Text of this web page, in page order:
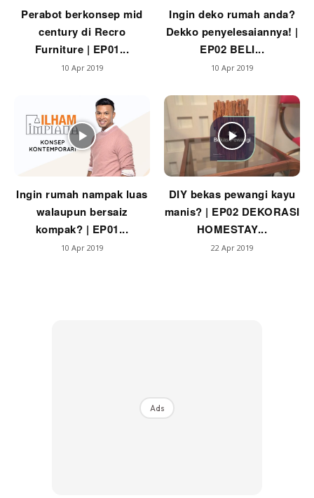
Perabot berkonsep mid
century di Recro
Furniture | EP01...
10 Apr 2019
Ingin deko rumah anda?
Dekko penyelesaiannya! |
EP02 BELI...
10 Apr 2019
Ingin rumah nampak luas
walaupun bersaiz
kompak? | EP01...
10 Apr 2019
DIY bekas pewangi kayu
manis? | EP02 DEKORASI
HOMESTAY...
22 Apr 2019
Ads